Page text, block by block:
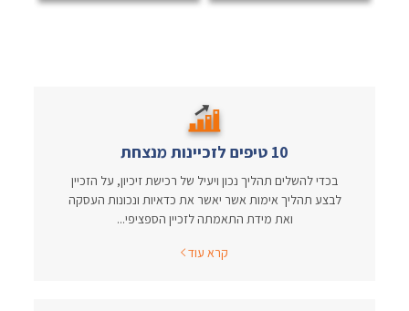
10 טיפים לזכיינות מנצחת
בכדי להשלים תהליך נכון ויעיל של רכישת זיכיון, על הזכיין
לבצע תהליך אימות אשר יאשר את כדאיות ונכונות העסקה
ואת מידת התאמתה לזכיין הספציפי...
קרא עוד